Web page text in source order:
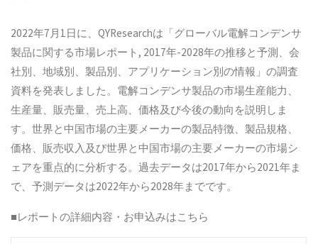
2022年7月1日に、QYResearchは「グローバル電解コンデンサ
製品に関する市場レポート, 2017年-2028年の推移と予測、会
社別、地域別、製品別、アプリケーション別の情報」の調査
資料を発表しました。電解コンデンサ製品の市場生産能力、
生産量、販売量、売上高、価格及び今後の動向を説明しま
す。世界と中国市場の主要メーカーの製品特徴、製品規格、
価格、販売収入及び世界と中国市場の主要メーカーの市場シ
ェアを重点的に分析する。過去データは2017年から2021年ま
で、予測データは2022年から2028年までです。
■レポートの詳細内容・お申込みはこちら